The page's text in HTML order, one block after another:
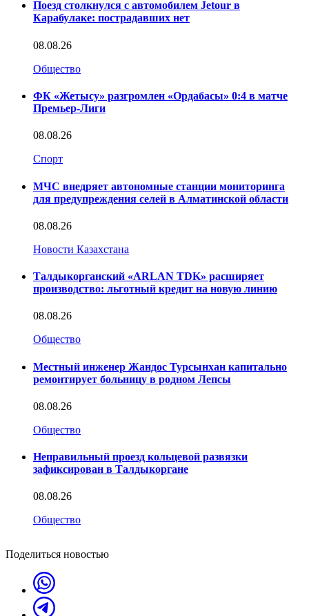
Поезд столкнулся с автомобилем Jetour в
Карабулаке: пострадавших нет
08.08.26
Общество
ФК «Жетысу» разгромлен «Ордабасы» 0:4 в матче
Премьер-Лиги
08.08.26
Спорт
МЧС внедряет автономные станции мониторинга
для предупреждения селей в Алматинской области
08.08.26
Новости Казахстана
Талдыкорганский «ARLAN TDK» расширяет
производство: льготный кредит на новую линию
08.08.26
Общество
Местный инженер Жандос Турсынхан капитально
ремонтирует больницу в родном Лепсы
08.08.26
Общество
Неправильный проезд кольцевой развязки
зафиксирован в Талдыкоргане
08.08.26
Общество
Поделиться новостью